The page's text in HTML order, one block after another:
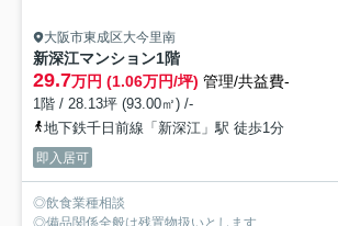
大阪市東成区大今里南
新深江マンション1階
29.7万円 (1.06万円/坪) 管理/共益費-
1階 / 28.13坪 (93.00㎡) /-
地下鉄千日前線「新深江」駅 徒歩1分
即入居可
◎飲食業種相談
◎備品関係全般は残置物扱いとします